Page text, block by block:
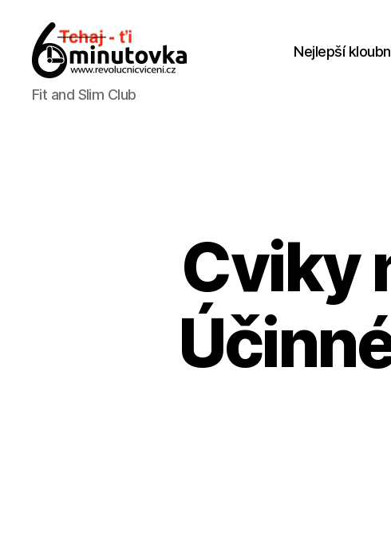
Jan
Anděl
Fit and Slim Club
Nejlepší
Cviky